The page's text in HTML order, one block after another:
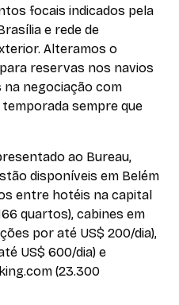
focais indicados pela
e rede de
Alteramos o
reservas nos navios
na negociação com
sempre que
ao Bureau,
disponíveis em Belém
entre hotéis na capital
quartos), cabines em
por até US$ 200/dia),
US$ 600/dia) e
(23.300